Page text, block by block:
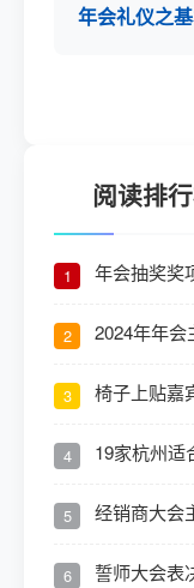
年会礼仪之
阅读排
1 年会抽奖奖
2 2024年年
3 椅子上贴嘉
4 19家杭州适
5 经销商大会
6 誓师大会表